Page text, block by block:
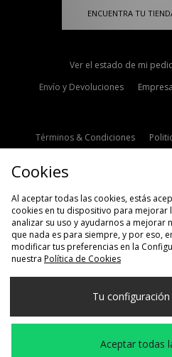
ENCUENTRA TU
Ver el estado de mi
Envío y Devoluciones
Empresa
Términos & Condiciones
España
Aceptamos las
Cookies
Al aceptar todas las cookies, estás
cookies en tu dispositivo para mejorar
analizar su uso y ayudarnos a mejorar
que nada es para siempre, y por eso,
modificar tus preferencias en la
nuestra Política de Cookies
Tu
Aceptar todas